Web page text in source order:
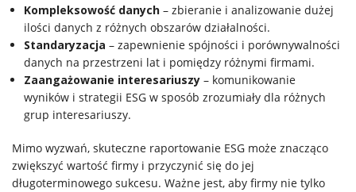
Kompleksowość danych – zbieranie i analizowanie dużej
ilości danych z różnych obszarów działalności.
Standaryzacja – zapewnienie spójności i porównywalności
danych na przestrzeni lat i pomiędzy różnymi firmami.
Zaangażowanie interesariuszy – komunikowanie
wyników i strategii ESG w sposób zrozumiały dla różnych
grup interesariuszy.
Mimo wyzwań, skuteczne raportowanie ESG może znacząco
zwiększyć wartość firmy i przyczynić się do jej
długoterminowego sukcesu. Ważne jest, aby firmy nie tylko